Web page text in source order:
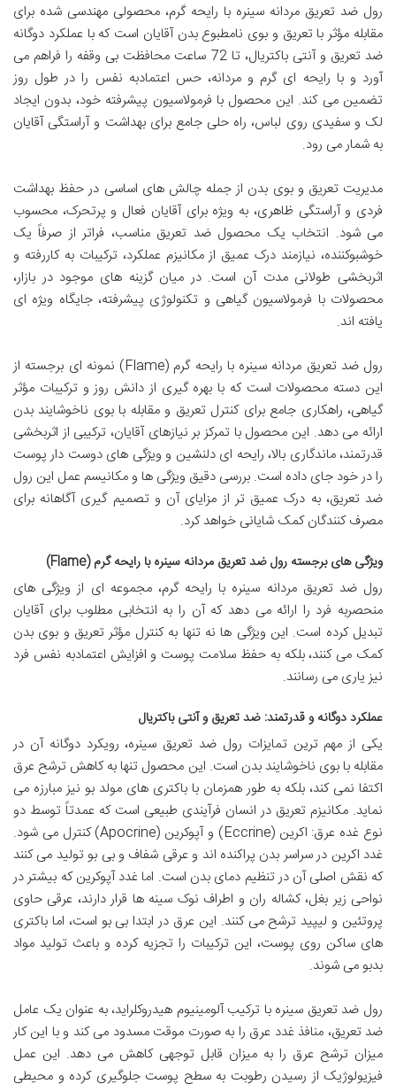
رول ضد تعریق مردانه سینره با رایحه گرم، محصولی مهندسی شده برای
مقابله مؤثر با تعریق و بوی نامطبوع بدن آقایان است که با عملکرد دوگانه
ضد تعریق و آنتی باکتریال، تا 72 ساعت محافظت بی وقفه را فراهم می
آورد و با رایحه ای گرم و مردانه، حس اعتمادبه نفس را در طول روز
تضمین می کند. این محصول با فرمولاسیون پیشرفته خود، بدون ایجاد
لک و سفیدی روی لباس، راه حلی جامع برای بهداشت و آراستگی آقایان
به شمار می رود.
مدیریت تعریق و بوی بدن از جمله چالش های اساسی در حفظ بهداشت
فردی و آراستگی ظاهری، به ویژه برای آقایان فعال و پرتحرک، محسوب
می شود. انتخاب یک محصول ضد تعریق مناسب، فراتر از صرفاً یک
خوشبوکننده، نیازمند درک عمیق از مکانیزم عملکرد، ترکیبات به کاررفته و
اثربخشی طولانی مدت آن است. در میان گزینه های موجود در بازار،
محصولات با فرمولاسیون گیاهی و تکنولوژی پیشرفته، جایگاه ویژه ای
یافته اند.
رول ضد تعریق مردانه سینره با رایحه گرم (Flame) نمونه ای برجسته از
این دسته محصولات است که با بهره گیری از دانش روز و ترکیبات مؤثر
گیاهی، راهکاری جامع برای کنترل تعریق و مقابله با بوی ناخوشایند بدن
ارائه می دهد. این محصول با تمرکز بر نیازهای آقایان، ترکیبی از اثربخشی
قدرتمند، ماندگاری بالا، رایحه ای دلنشین و ویژگی های دوست دار پوست
را در خود جای داده است. بررسی دقیق ویژگی ها و مکانیسم عمل این رول
ضد تعریق، به درک عمیق تر از مزایای آن و تصمیم گیری آگاهانه برای
مصرف کنندگان کمک شایانی خواهد کرد.
ویژگی های برجسته رول ضد تعریق مردانه سینره با رایحه گرم (Flame)
رول ضد تعریق مردانه سینره با رایحه گرم، مجموعه ای از ویژگی های
منحصربه فرد را ارائه می دهد که آن را به انتخابی مطلوب برای آقایان
تبدیل کرده است. این ویژگی ها نه تنها به کنترل مؤثر تعریق و بوی بدن
کمک می کنند، بلکه به حفظ سلامت پوست و افزایش اعتمادبه نفس فرد
نیز یاری می رسانند.
عملکرد دوگانه و قدرتمند: ضد تعریق و آنتی باکتریال
یکی از مهم ترین تمایزات رول ضد تعریق سینره، رویکرد دوگانه آن در
مقابله با بوی ناخوشایند بدن است. این محصول تنها به کاهش ترشح عرق
اکتفا نمی کند، بلکه به طور همزمان با باکتری های مولد بو نیز مبارزه می
نماید. مکانیزم تعریق در انسان فرآیندی طبیعی است که عمدتاً توسط دو
نوع غده عرق: اکرین (Eccrine) و آپوکرین (Apocrine) کنترل می شود.
غدد اکرین در سراسر بدن پراکنده اند و عرقی شفاف و بی بو تولید می کنند
که نقش اصلی آن در تنظیم دمای بدن است. اما غدد آپوکرین که بیشتر در
نواحی زیر بغل، کشاله ران و اطراف نوک سینه ها قرار دارند، عرقی حاوی
پروتئین و لیپید ترشح می کنند. این عرق در ابتدا بی بو است، اما باکتری
های ساکن روی پوست، این ترکیبات را تجزیه کرده و باعث تولید مواد
بدبو می شوند.
رول ضد تعریق سینره با ترکیبآلومینیوم هیدروکلراید، به عنوان یک عامل
ضد تعریق، منافذ غدد عرق را به صورت موقت مسدود می کند و با این کار
میزان ترشح عرق را به میزان قابل توجهی کاهش می دهد. این عمل
فیزیولوژیک از رسیدن رطوبت به سطح پوست جلوگیری کرده و محیطی